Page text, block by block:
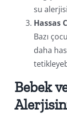
su
Hassas
Bazı
daha
Bebek